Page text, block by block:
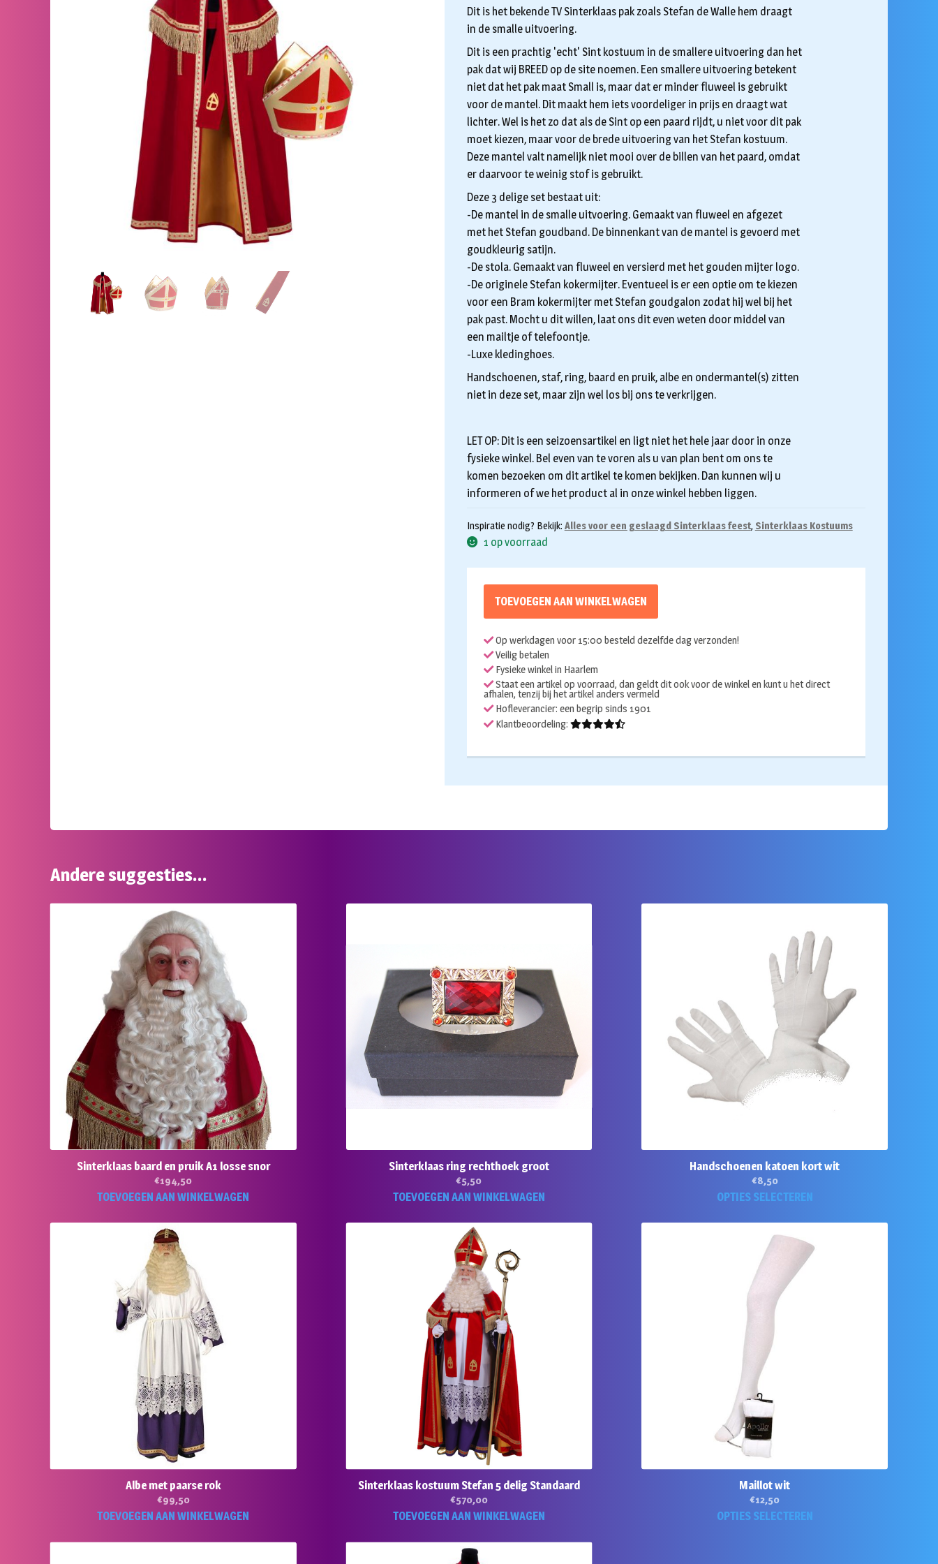
Dit is het bekende TV Sinterklaas pak zoals Stefan de Walle hem draagt
in de smalle uitvoering.
Dit is een prachtig 'echt' Sint kostuum in de smallere uitvoering dan het
pak dat wij BREED op de site noemen. Een smallere uitvoering betekent
niet dat het pak maat Small is, maar dat er minder fluweel is gebruikt
voor de mantel. Dit maakt hem iets voordeliger in prijs en draagt wat
lichter. Wel is het zo dat als de Sint op een paard rijdt, u niet voor dit pak
moet kiezen, maar voor de brede uitvoering van het Stefan kostuum.
Deze mantel valt namelijk niet mooi over de billen van het paard, omdat
er daarvoor te weinig stof is gebruikt.
Deze 3 delige set bestaat uit:
-De mantel in de smalle uitvoering. Gemaakt van fluweel en afgezet
met het Stefan goudband. De binnenkant van de mantel is gevoerd met
goudkleurig satijn.
-De stola. Gemaakt van fluweel en versierd met het gouden mijter logo.
-De originele Stefan kokermijter. Eventueel is er een optie om te kiezen
voor een Bram kokermijter met Stefan goudgalon zodat hij wel bij het
pak past. Mocht u dit willen, laat ons dit even weten door middel van
een mailtje of telefoontje.
-Luxe kledinghoes.
Handschoenen, staf, ring, baard en pruik, albe en ondermantel(s) zitten
niet in deze set, maar zijn wel los bij ons te verkrijgen.
LET OP: Dit is een seizoensartikel en ligt niet het hele jaar door in onze
fysieke winkel. Bel even van te voren als u van plan bent om ons te
komen bezoeken om dit artikel te komen bekijken. Dan kunnen wij u
informeren of we het product al in onze winkel hebben liggen.
Inspiratie nodig? Bekijk: Alles voor een geslaagd Sinterklaas feest, Sinterklaas Kostuums
1 op voorraad
TOEVOEGEN AAN WINKELWAGEN
Op werkdagen voor 15:00 besteld dezelfde dag verzonden!
Veilig betalen
Fysieke winkel in Haarlem
Staat een artikel op voorraad, dan geldt dit ook voor de winkel en kunt u het direct
afhalen, tenzij bij het artikel anders vermeld
Hofleverancier: een begrip sinds 1901
Klantbeoordeling:
Andere suggesties…
Sinterklaas baard en pruik A1 losse snor
€194,50
TOEVOEGEN AAN WINKELWAGEN
Sinterklaas ring rechthoek groot
€5,50
TOEVOEGEN AAN WINKELWAGEN
Handschoenen katoen kort wit
€8,50
OPTIES SELECTEREN
heeft
Albe met paarse rok
€99,50
TOEVOEGEN AAN WINKELWAGEN
Sinterklaas kostuum Stefan 5 delig Standaard
€570,00
TOEVOEGEN AAN WINKELWAGEN
Maillot wit
€12,50
OPTIES SELECTEREN